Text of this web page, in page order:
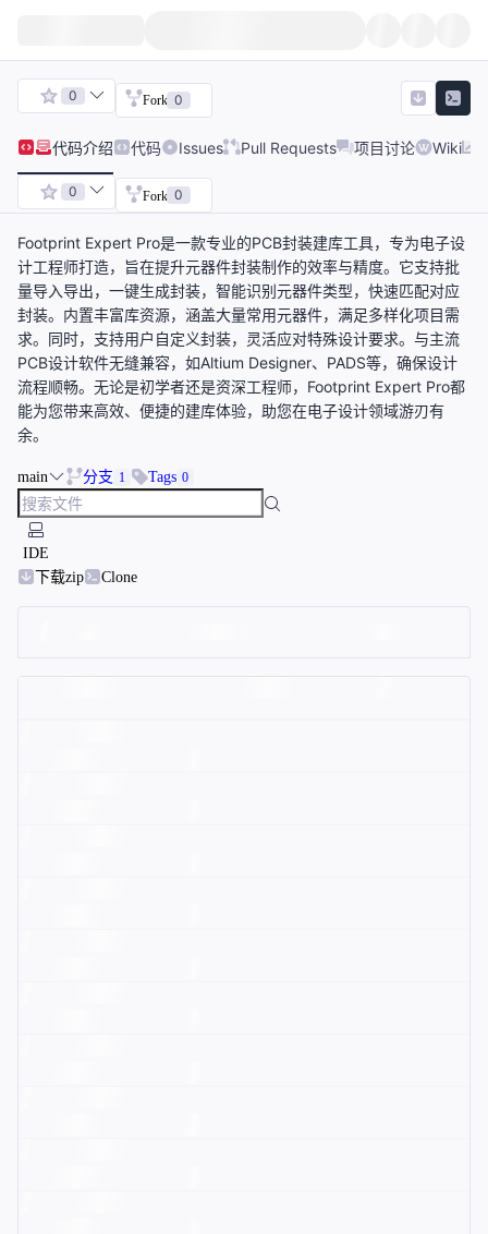
0 Fork 0
代码介绍 代码 Issues Pull Requests 项目讨论 Wiki
0 Fork 0
Footprint Expert Pro是一款专业的PCB封装建库工具，专为电子设
计工程师打造，旨在提升元器件封装制作的效率与精度。它支持批
量导入导出，一键生成封装，智能识别元器件类型，快速匹配对应
封装。内置丰富库资源，涵盖大量常用元器件，满足多样化项目需
求。同时，支持用户自定义封装，灵活应对特殊设计要求。与主流
PCB设计软件无缝兼容，如Altium Designer、PADS等，确保设计
流程顺畅。无论是初学者还是资深工程师，Footprint Expert Pro都
能为您带来高效、便捷的建库体验，助您在电子设计领域游刃有
余。
main 分支 1 Tags 0
IDE
下载zip
Clone